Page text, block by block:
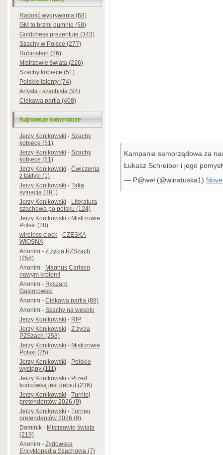
Radość wygrywania (68)
GM to brzmi dumnie (58)
Goldchess prezentuje (343)
Szachy w Polsce (277)
Rubinstein (26)
Mistrzowie świata (226)
Szachy kobiece (51)
Polskie talenty (74)
Artysta i szachista (94)
Ciekawa partia (408)
Najnowsze komentarze
Jerzy Konikowski-Szachy
kobiece (51)
Jerzy Konikowski-Szachy
kobiece (51)
Jerzy Konikowski-Ćwiczenia
z taktyki (1)
Jerzy Konikowski-Taka
sytuacja (381)
Jerzy Konikowski-Literatura
szachowa po polsku (124)
Jerzy Konikowski-Mistrzowie
Polski (28)
wireless clock-CZESKA
WIOSNA
Anonim-Z życia PZSzach
(258)
Anonim-Magnus Carlsen
nowym królem!
Anonim-Ryszard
Gąsiorowski
Anonim-Ciekawa partia (88)
Anonim-Szachy na wesoło
Jerzy Konikowski-RIP
Jerzy Konikowski-Z życia
PZSzach (253)
Jerzy Konikowski-Mistrzowie
Polski (25)
Jerzy Konikowski-Polskie
występy (111)
Jerzy Konikowski-Przed
końcówką jest debiut (236)
Jerzy Konikowski-Turniej
pretendentów 2026 (9)
Jerzy Konikowski-Turniej
pretendentów 2026 (9)
Dominik-Mistrzowie świata
(219)
Anonim-Żydowska
Encyklopedia Szachowa (7)
Kampania samorządowa za
Łukasz Schreiber i jego
— P@weł (@winatuska1)